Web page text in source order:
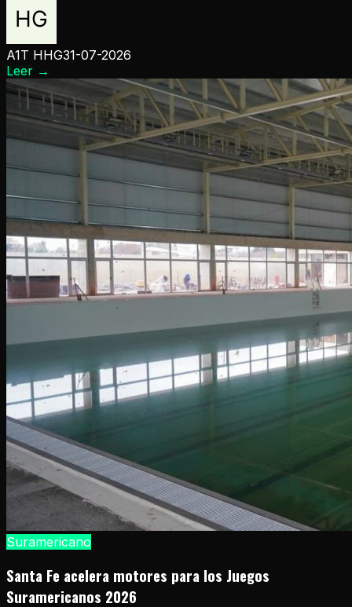
A1T HHG31-07-2026
Leer →
Suramericano
Santa Fe acelera motores para los Juegos
Suramericanos 2026